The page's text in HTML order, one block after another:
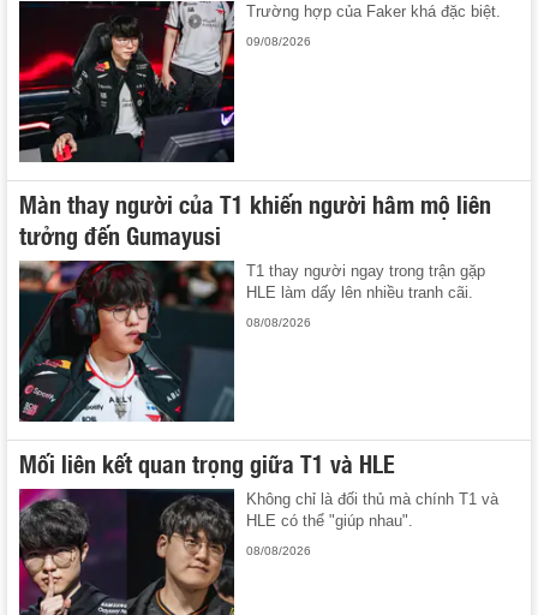
Trường hợp của Faker khá đặc biệt.
09/08/2026
Màn thay người của T1 khiến người hâm mộ liên
tưởng đến Gumayusi
T1 thay người ngay trong trận gặp
HLE làm dấy lên nhiều tranh cãi.
08/08/2026
Mối liên kết quan trọng giữa T1 và HLE
Không chỉ là đối thủ mà chính T1 và
HLE có thể "giúp nhau".
08/08/2026